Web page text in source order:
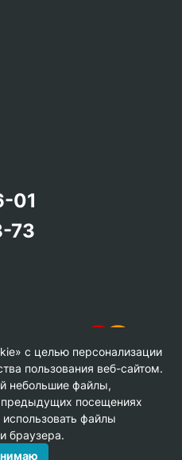
01
73
MARAZZI, ООО «Гамма
с целью персонализации
пользования веб-сайтом.
небольшие файлы,
посещениях
файлы
браузера.